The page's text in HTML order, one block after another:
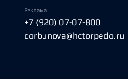
Реклама
+7 (920) 07-07-800
gorbunova@hctorpedo.ru